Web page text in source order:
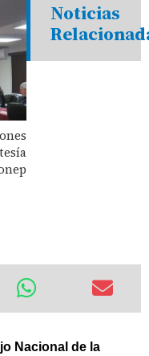
Noticias
Nacional de la